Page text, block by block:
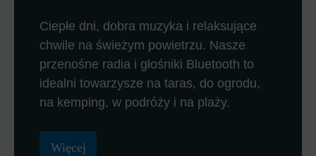
Ciepłe dni, dobra muzyka i relaksujące
chwile na świeżym powietrzu. Nasze
przenośne radia i głośniki Bluetooth to
idealni towarzysze na taras, do ogrodu,
na kemping, w podróży i na plaży.
Więcej